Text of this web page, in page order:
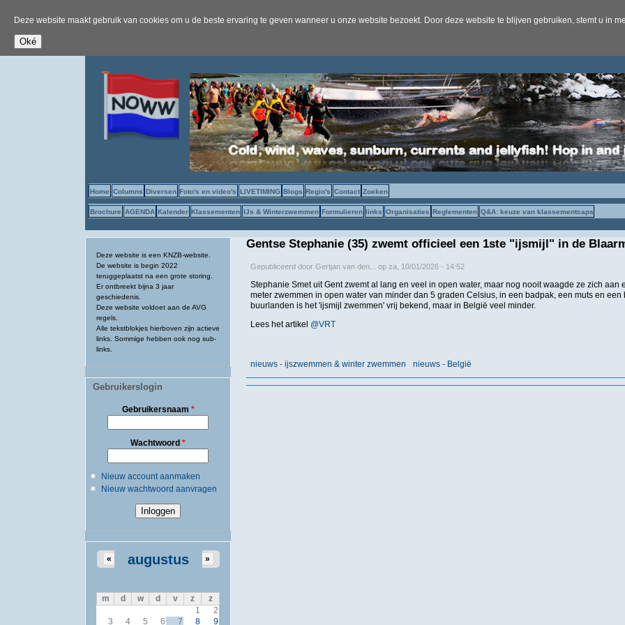
Deze website maakt gebruik van cookies om u de beste ervaring te geven wanneer u onze website bezoekt. Door deze website te blijven gebruiken, stemt u in
Home Columns Diversen Foto's en video's LIVETIMING Blogs Regio's Contact Zoeken
Brochure AGENDA Kalender Klassementen IJs & Winterzwemmen Formulieren links Organisaties Reglementen Q&A: keuze van klassementcaps
Deze website is een KNZB-website.
De website is begin 2022
teruggeplaatst na een grote storing.
Er ontbreekt bijna 3 jaar
geschiedenis.
Deze website voldoet aan de AVG
regels.
Alle tekstblokjes hierboven zijn actieve
links. Sommige hebben ook nog sub-
links.
Gebruikerslogin
Gebruikersnaam *
Wachtwoord *
Nieuw account aanmaken
Nieuw wachtwoord aanvragen
augustus
« »
m d w d v z
z
1
2
3
4 5 6 7 8
9
Gentse Stephanie (35) zwemt officieel een 1ste "ijsmijl" in de
Gepubliceerd door Gertjan van den... op za, 10/01/2026 - 14:52
Stephanie Smet uit Gent zwemt al lang en veel in open water, maar nog nooit waagde ze zich aan
meter zwemmen in open water van minder dan 5 graden Celsius, in een badpak, een muts en een
buurlanden is het 'ijsmijl zwemmen' vrij bekend, maar in België veel minder.
Lees hetartikel @VRT
nieuws - ijszwemmen & winter zwemmen nieuws - België